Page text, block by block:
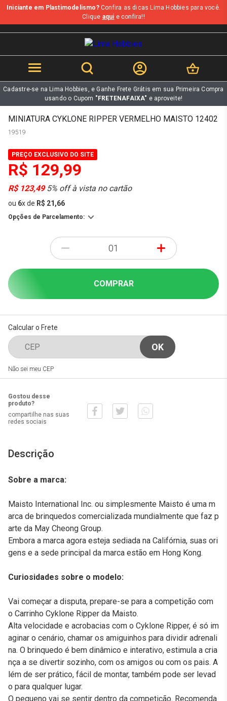
b
Iniciante em Plastimodelismo?Confira as dicas Lima Hobbies para você.
Clique aqui e confira!!
Cadastre-se na Lima Hobbies, e Ganhe Frete Grátis em sua Primeira Compra
usando o Cupom "FRETENAFAIXA" e aproveite!
MINIATURA CYKLONE RIPPER VERMELHO MAISTO 12402
19519
PREÇO EXCLUSIVO DO SITE
R$ 129,99
R$ 123,495% off à vista no cartão
ou 6xde R$ 21,66
Opções de Parcelamento:
- +
COMPRAR
Calcular o Frete
Não sei meu CEP
Gostou desse
produto?
compartilhe nas suas
redes sociais
Descrição
Sobre a marca:
Maisto International Inc. ou simplesmente Maisto é uma m
arca de brinquedos comercializada mundialmente que faz p
arte da May Cheong Group.
Embora a marca agora esteja sediada na Califórnia, suas ori
gens e a sede principal da marca estão em Hong Kong.
Curiosidades sobre o modelo:
Vai começar a disputa, prepare-se para a competição com
o Carrinho Cyklone Ripper da Maisto.
Alta velocidade e acrobacias com o Cyklone Ripper, é só im
aginar o cenário, chamar os amiguinhos para dividir adrenali
na. O brinquedo é bem dinâmico e interativo, estimula a cria
nça a se divertir sozinho, com os amigos ou com os pais. A
lém de ser prático, fácil de montar, também pode ser levad
o para qualquer lugar.
O pequeno vai se sentir dentro da competição. Recomenda